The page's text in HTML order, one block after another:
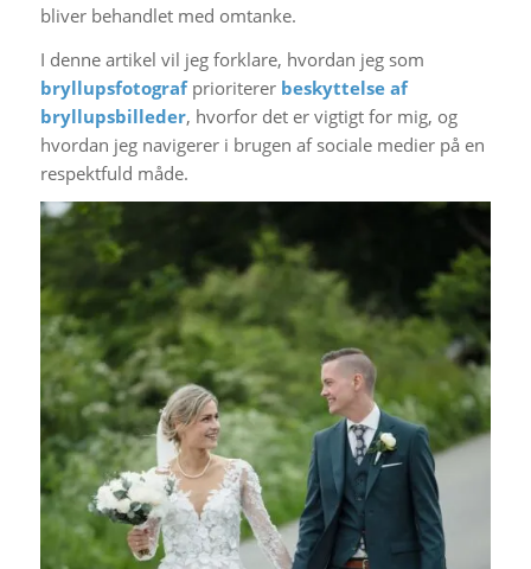
bliver behandlet med omtanke.
I denne artikel vil jeg forklare, hvordan jeg som
bryllupsfotografprioriterer beskyttelse af
bryllupsbilleder, hvorfor det er vigtigt for mig, og
hvordan jeg navigerer i brugen af sociale medier på en
respektfuld måde.